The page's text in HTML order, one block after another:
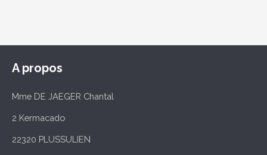
A propos
Mme DE JAEGER Chantal
2 Kermacado
22320 PLUSSULIEN